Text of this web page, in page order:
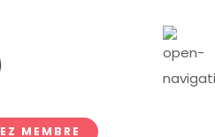
MEMBRE